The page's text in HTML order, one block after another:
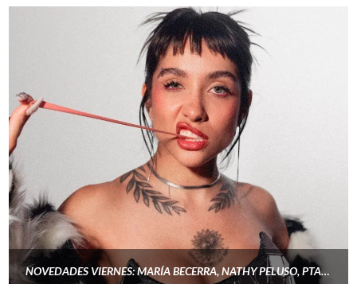
NOVEDADES VIERNES: MARÍA BECERRA, NATHY PELUSO, PTAZETA FT. CAMIN,BEBE REXHA Y KYNE